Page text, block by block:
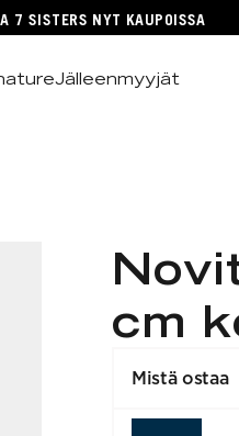
7 SISTERS NYT KAUPOISSA
Jälleenmyyjät
cm
Mistä ostaa